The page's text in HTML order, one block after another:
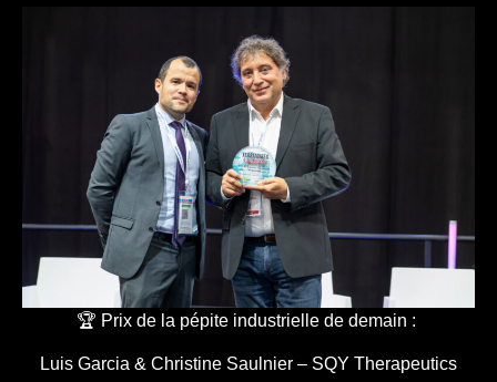
🏆 Prix de la pépite industrielle de demain :
Luis Garcia & Christine Saulnier – SQY Therapeutics